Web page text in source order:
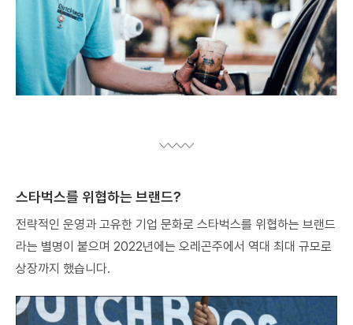
스타벅스를 위협하는 브랜드?
전략적인 운영과 고유한 기업 문화로 스타벅스를 위협하는 브랜드
라는 별명이 붙으며 2022년에는 오레곤주에서 역대 최대 규모로
상장까지 했습니다.